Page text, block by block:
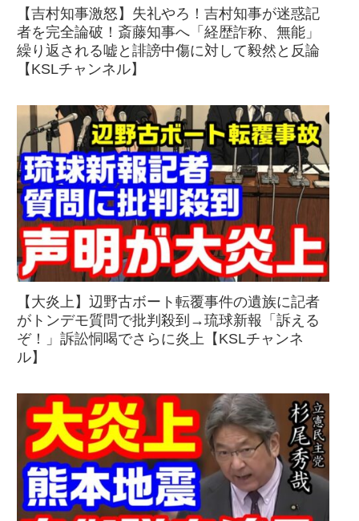
【吉村知事激怒】失礼やろ！吉村知事が迷惑記
者を完全論破！斎藤知事へ「経歴詐称、無能」
繰り返される嘘と誹謗中傷に対して毅然と反論
【KSLチャンネル】
【大炎上】辺野古ボート転覆事件の遺族に記者
がトンデモ質問で批判殺到→琉球新報「訴える
ぞ！」訴訟恫喝でさらに炎上【KSLチャンネ
ル】